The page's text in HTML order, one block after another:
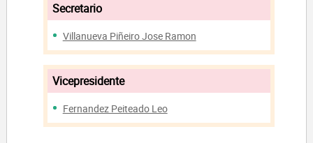
Secretario
Villanueva Piñeiro Jose Ramon
Vicepresidente
Fernandez Peiteado Leo